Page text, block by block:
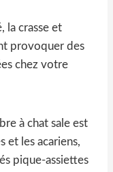
la crasse et
provoquer des
chez votre
à chat sale est
et les acariens,
pique-assiettes